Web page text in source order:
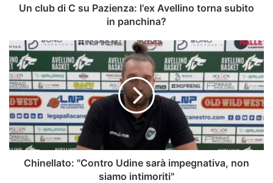
subito
Un club di C su Pazienza: l'ex Avellino torna subito
in panchina?
Chinellato:
"Contro
Udine
sarà
impegnativa,
non
siamo
intimoriti"
Chinellato: "Contro Udine sarà impegnativa, non
siamo intimoriti"